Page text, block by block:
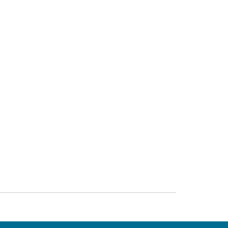
Dominium
Бра Favourite Seraphima